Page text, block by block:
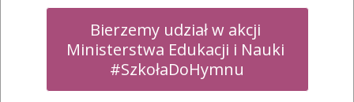
Bierzemy udział w akcji
Ministerstwa Edukacji i Nauki
#SzkołaDoHymnu